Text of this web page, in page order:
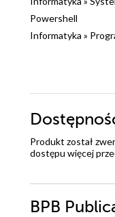
Powershell
Informatyka »
Produkt został
dostępu więcej
BPB